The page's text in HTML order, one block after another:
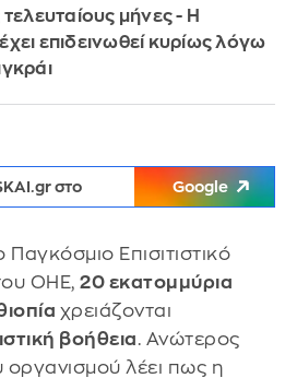
τελευταίους μήνες - Η
επιδεινωθεί κυρίως λόγω
στο Google
Επισιτιστικό
ΟΗΕ, 20 εκατομμύρια
χρειάζονται
βοήθεια. Ανώτερος
λέει πως η